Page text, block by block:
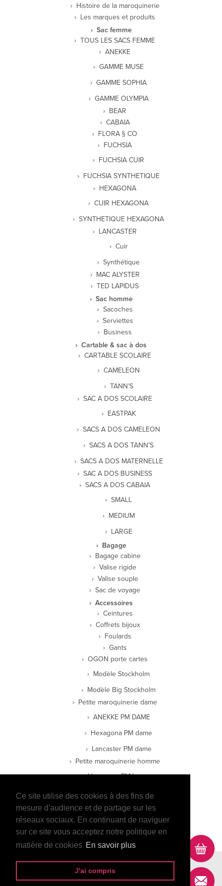
Ce site utilise des cookies à des fins de
mesure d'audience et de partage sur les
réseaux sociaux. En continuant de naviguer
sur ce site vous acceptez notre politique en
matière de cookies En savoir plus
J'ai compris
Histoire de la maroquinerie
Les marques et produits
Sac femme
TOUS LES SACS FEMME
ANEKKE
GAMME MUSE
GAMME SOPHIA
GAMME OLYMPIA
BEAR
CABAIA
FLORA § CO
FUCHSIA
FUCHSIA CUIR
FUCHSIA SYNTHETIQUE
HEXAGONA
CUIR HEXAGONA
SYNTHETIQUE HEXAGONA
LANCASTER
Cuir
Synthétique
MAC ALYSTER
TED LAPIDUS
Sac homme
Sacoches
Serviettes
Business
Cartable & sac à dos
CARTABLE SCOLAIRE
CAMELEON
TANN’S
SAC A DOS SCOLAIRE
EASTPAK
SACS A DOS CAMELEON
SACS A DOS TANN’S
SACS A DOS MATERNELLE
SAC A DOS BUSINESS
SACS A DOS CABAIA
SMALL
MEDIUM
LARGE
Bagage
Bagage cabine
Valise rigide
Valise souple
Sac de voyage
Accessoires
Ceintures
Coffrets bijoux
Foulards
Gants
OGON porte cartes
Modèle Stockholm
Modèle Big Stockholm
Petite maroquinerie dame
ANEKKE PM DAME
Hexagona PM dame
Lancaster PM dame
Petite maroquinerie homme
Hexagona PM homme
Lancaster PM homme
Wylson PM Homme
E-boutique
Mentions légales